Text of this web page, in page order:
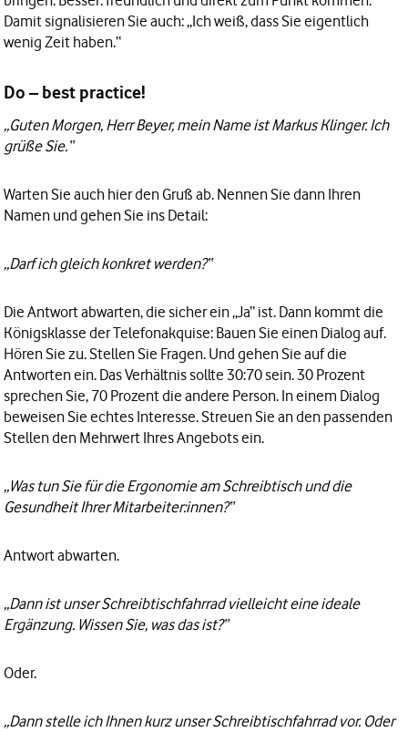
Damit signalisieren Sie auch: „Ich weiß, dass Sie eigentlich
wenig Zeit haben.“
Do – best practice!
„Guten Morgen, Herr Beyer, mein Name ist Markus Klinger. Ich
grüße Sie.“
Warten Sie auch hier den Gruß ab. Nennen Sie dann Ihren
Namen und gehen Sie ins Detail:
„Darf ich gleich konkret werden?“
Die Antwort abwarten, die sicher ein „Ja“ ist. Dann kommt die
Königsklasse der Telefonakquise: Bauen Sie einen Dialog auf.
Hören Sie zu. Stellen Sie Fragen. Und gehen Sie auf die
Antworten ein. Das Verhältnis sollte 30:70 sein. 30 Prozent
sprechen Sie, 70 Prozent die andere Person. In einem Dialog
beweisen Sie echtes Interesse. Streuen Sie an den passenden
Stellen den Mehrwert Ihres Angebots ein.
„Was tun Sie für die Ergonomie am Schreibtisch und die
Gesundheit Ihrer Mitarbeiter:innen?“
Antwort abwarten.
„Dann ist unser Schreibtischfahrrad vielleicht eine ideale
Ergänzung. Wissen Sie, was das ist?“
Oder.
„Dann stelle ich Ihnen kurz unser Schreibtischfahrrad vor. Oder